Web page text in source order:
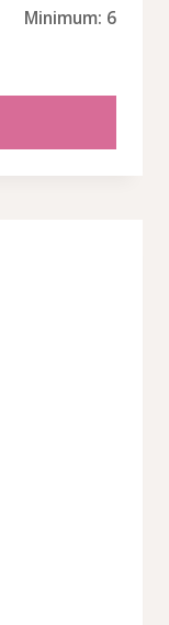
Minimum: 6